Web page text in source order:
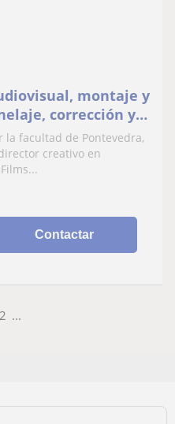
montaje y
corrección y
del proyecto
la facultad de Pontevedra,
creativo en
Contactar
2 ...